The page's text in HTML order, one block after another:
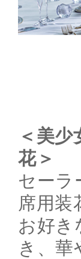
＜美
花＞
セーラ
席用装
お好き
き、華